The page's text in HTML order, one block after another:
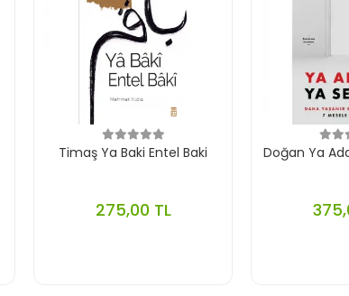
Timaş Ya Baki Entel Baki
275,00 TL
Doğan Ya